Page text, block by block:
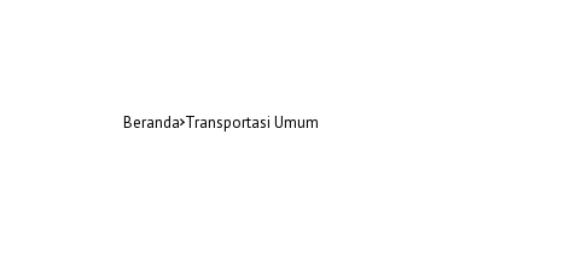
Beranda Transportasi Umum